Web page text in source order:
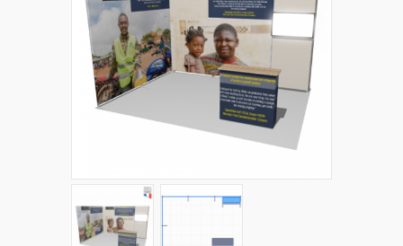
IMPRESSION GRAND FORMAT